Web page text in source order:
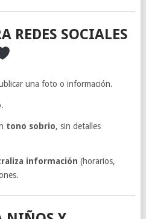
REDES SOCIALES
una foto o información.
tono sobrio, sin detalles
información (horarios,